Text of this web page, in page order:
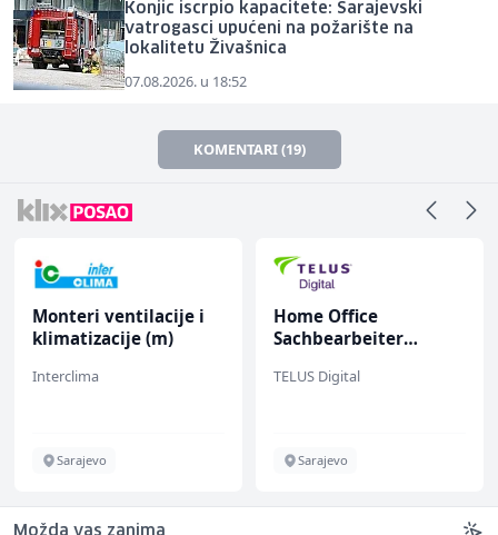
Konjic iscrpio kapacitete: Sarajevski
vatrogasci upućeni na požarište na
lokalitetu Živašnica
07.08.2026. u 18:52
KOMENTARI (19)
Monteri ventilacije i
klimatizacije (m)
Interclima
Sarajevo
Home Office
Sachbearbeiter
bekannten deutschen
TELUS Digital
Sarajevo